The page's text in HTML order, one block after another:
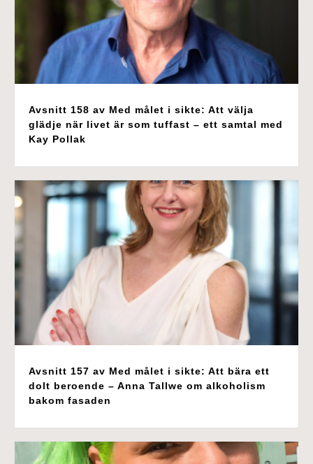
Avsnitt 158 av Med målet i sikte: Att välja
glädje när livet är som tuffast – ett samtal med
Kay Pollak
Avsnitt 157 av Med målet i sikte: Att bära ett
dolt beroende – Anna Tallwe om alkoholism
bakom fasaden